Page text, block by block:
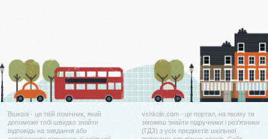
Вшколі - це твій помічник, який
допоможе тобі швидко знайти
відповідь на завдання або
vshkole.com - це портал, на якому ти
зможеш знайти підручники і роз'язники
(ГДЗ) з усіх предметів шкільної